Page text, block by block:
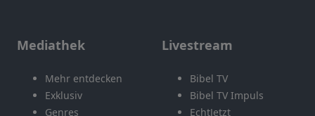
Mediathek
Mehr entdecken
Exklusiv
Genres
Livestream
Bibel TV
Bibel TV Impuls
EchtJetzt